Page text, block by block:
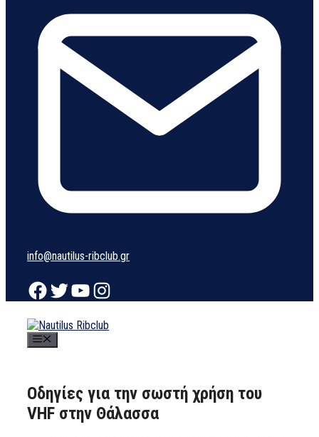
info@nautilus-ribclub.gr
Facebook
Twitter
YouTubeInstagram
Οδηγίες για την σωστή χρήση του
VHF στην Θάλασσα